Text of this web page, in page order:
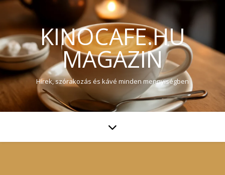
KINOCAFE.HU
MAGAZIN
Hírek, szórakozás és kávé minden mennyiségben